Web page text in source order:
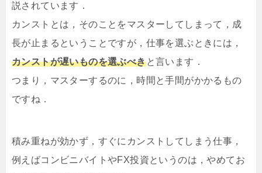
説されています．
カンストとは，そのことをマスターしてしまって，成
長が止まるということですが，仕事を選ぶときには，
カンストが遅いものを選ぶべきと言います．
つまり，マスターするのに，時間と手間がかかるもの
ですね．
積み重ねが効かず，すぐにカンストしてしまう仕事，
例えばコンビニバイトやFX投資というのは，やめてお